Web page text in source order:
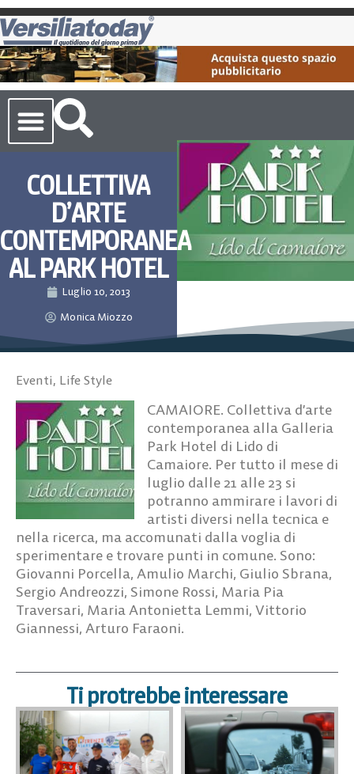
COLLETTIVA
D’ARTE
CONTEMPORANEA
AL PARK HOTEL
Luglio 10, 2013
Monica Miozzo
Eventi, Life Style
CAMAIORE. Collettiva d’arte
contemporanea alla Galleria
Park Hotel di Lido di
Camaiore. Per tutto il mese di
luglio dalle 21 alle 23 si
potranno ammirare i lavori di
artisti diversi nella tecnica e
nella ricerca, ma accomunati dalla voglia di
sperimentare e trovare punti in comune. Sono:
Giovanni Porcella, Amulio Marchi, Giulio Sbrana,
Sergio Andreozzi, Simone Rossi, Maria Pia
Traversari, Maria Antonietta Lemmi, Vittorio
Giannessi, Arturo Faraoni.
Ti protrebbe interessare